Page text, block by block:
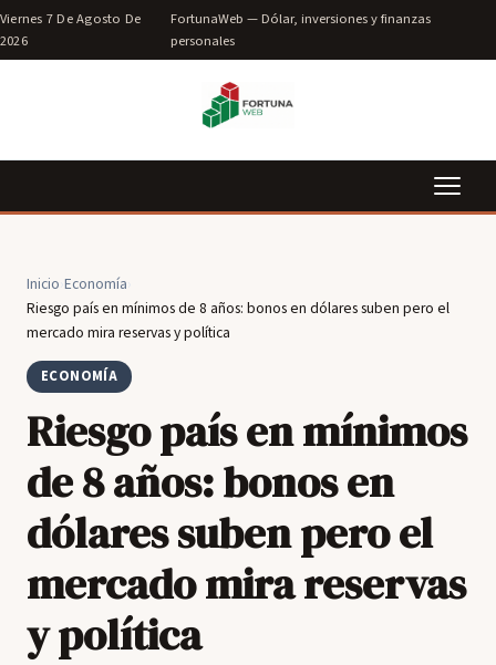
Viernes 7 De Agosto De
2026
FortunaWeb — Dólar, inversiones y finanzas
personales
Inicio Economía
Riesgo país en mínimos de 8 años: bonos en dólares suben pero el
mercado mira reservas y política
ECONOMÍA
Riesgo país en mínimos
de 8 años: bonos en
dólares suben pero el
mercado mira reservas
y política